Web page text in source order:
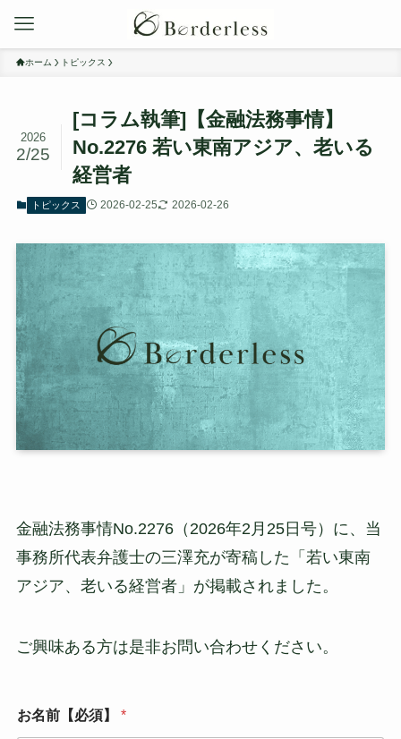
ホーム トピックス
[コラム執筆]【金融法務事情】
No.2276 若い東南アジア、老いる
経営者
2026
2/25
トピックス 2026-02-25 2026-02-26
金融法務事情No.2276（2026年2月25日号）に、当
事務所代表弁護士の三澤充が寄稿した「若い東南
アジア、老いる経営者」が掲載されました。
ご興味ある方は是非お問い合わせください。
お名前【必須】 *